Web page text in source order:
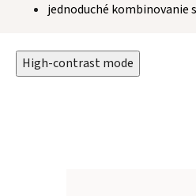
jednoduché kombinovanie
High-contrast mode